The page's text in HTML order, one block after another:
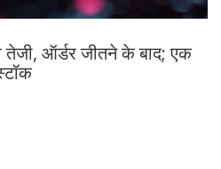
ऑर्डर जीतने के बाद; एक